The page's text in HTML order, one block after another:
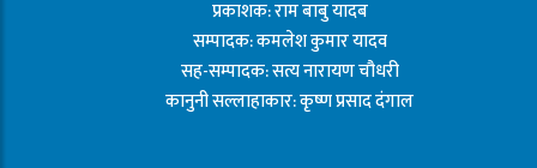
प्रकाशक: राम बाबु यादब
सम्पादक: कमलेश कुमार यादव
सह-सम्पादक: सत्य नारायण चौधरी
कानुनी सल्लाहाकार: कृष्ण प्रसाद दंगाल